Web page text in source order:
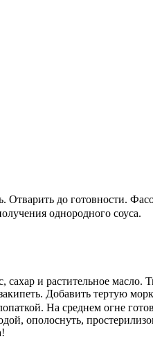
Отварить до готовности.
однородного соуса.
и растительное
Добавить тертую
На среднем огне
ополоснуть,